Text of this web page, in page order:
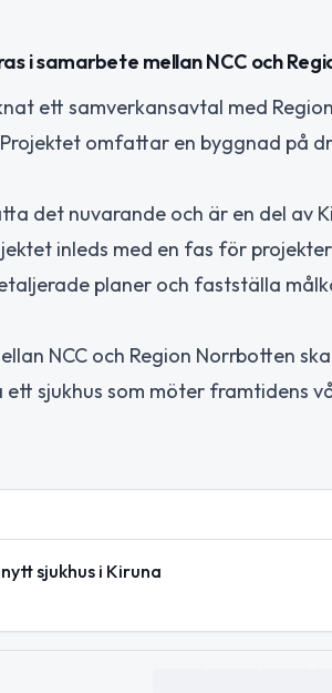
i samarbete mellan NCC och
ett samverkansavtal med
omfattar en byggnad på
det nuvarande och är en del av
inleds med en fas för
planer och fastställa
NCC och Region Norrbotten
sjukhus som möter framtidens
sjukhus i Kiruna